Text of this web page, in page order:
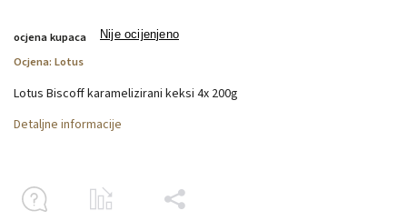
ocjena kupaca Nije ocijenjeno
Ocjena: Lotus
Lotus Biscoff karamelizirani keksi 4x 200g
Detaljne informacije